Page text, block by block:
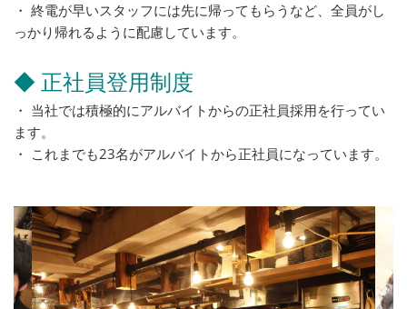
・ 終電が早いスタッフには先に帰ってもらうなど、全員がし
っかり帰れるように配慮しています。
◆ 正社員登用制度
・ 当社では積極的にアルバイトからの正社員採用を行ってい
ます。
・ これまでも23名がアルバイトから正社員になっています。